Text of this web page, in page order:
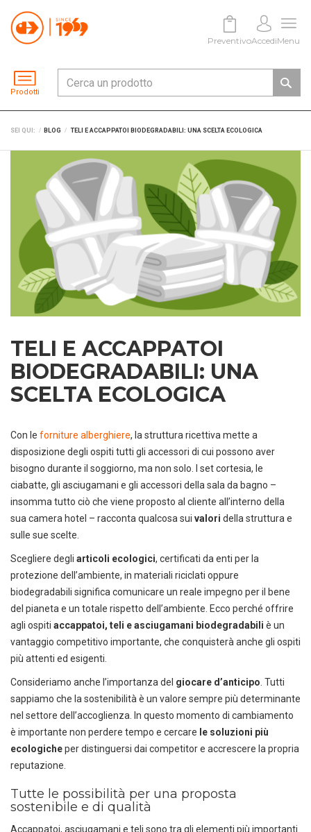
Prodotti
PreventivoAccediMenu
SEI QUI: BLOG TELI E ACCAPPATOI BIODEGRADABILI: UNA SCELTA ECOLOGICA
TELI E ACCAPPATOI
BIODEGRADABILI: UNA
SCELTA ECOLOGICA
Con le forniture alberghiere, la struttura ricettiva mette a
disposizione degli ospiti tutti gli accessori di cui possono aver
bisogno durante il soggiorno, ma non solo. I set cortesia, le
ciabatte, gli asciugamani e gli accessori della sala da bagno –
insomma tutto ciò che viene proposto al cliente all’interno della
sua camera hotel – racconta qualcosa sui valori della struttura e
sulle sue scelte.
Scegliere degli articoli ecologici, certificati da enti per la
protezione dell’ambiente, in materiali riciclati oppure
biodegradabili significa comunicare un reale impegno per il bene
del pianeta e un totale rispetto dell’ambiente. Ecco perché offrire
agli ospiti accappatoi, teli e asciugamani biodegradabili è un
vantaggio competitivo importante, che conquisterà anche gli ospiti
più attenti ed esigenti.
Consideriamo anche l’importanza del giocare d’anticipo . Tutti
sappiamo che la sostenibilità è un valore sempre più determinante
nel settore dell’accoglienza. In questo momento di cambiamento
è importante non perdere tempo e cercare le soluzioni più
ecologicheper distinguersi dai competitor e accrescere la propria
reputazione.
Tutte le possibilità per una proposta
sostenibile e di qualità
Accappatoi, asciugamani e teli sono tra gli elementi più importanti